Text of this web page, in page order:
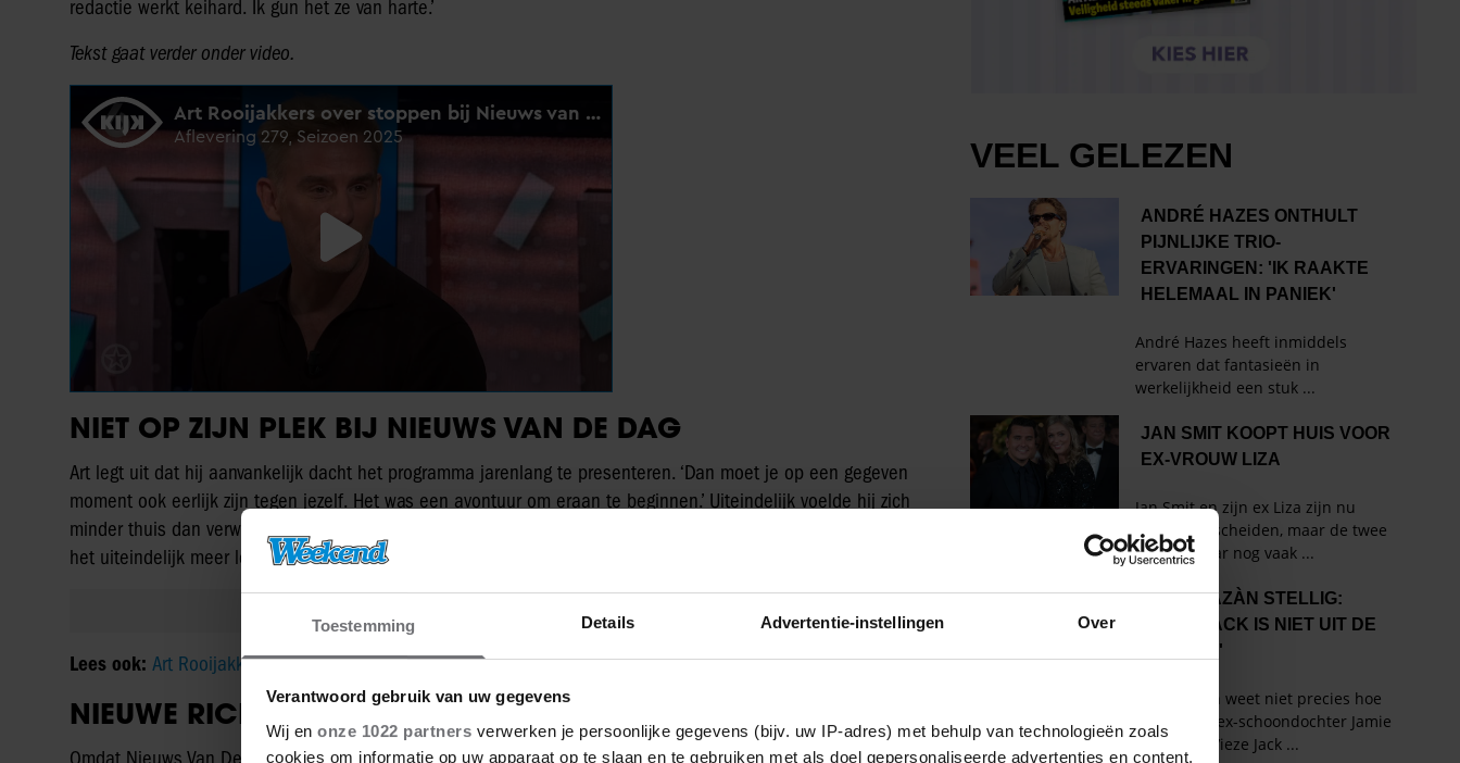
Toestemming Details Advertentie-instellingen Over
Verantwoord gebruik van uw gegevens
Wij en onze 1022 partners verwerken je persoonlijke gegevens (bijv. uw IP-adres) met behulp van technologieën zoals
cookies om informatie op uw apparaat op te slaan en te gebruiken met als doel gepersonaliseerde advertenties en content,
redactie werkt keihard. Ik gun het ze van harte.’
Tekst gaat verder onder video.
NIET OP ZIJN PLEK BIJ NIEUWS VAN DE DAG
Art legt uit dat hij aanvankelijk dacht het programma jarenlang te presenteren. ‘Dan moet je op een gegeven
moment ook eerlijk zijn tegen jezelf. Het was een avontuur om eraan te beginnen.’ Uiteindelijk voelde hij zich
minder thuis dan verwacht. Hij geeft aan te hebben verwacht dat het programma over nieuws ging, maar dat
het uiteindelijk meer leek op Opinie Van De Dag.
Lees ook: Art Rooijakkers stopt ook bij Nieuws van de Dag: ‘Heb het geprobeerd’
NIEUWE RICHTING